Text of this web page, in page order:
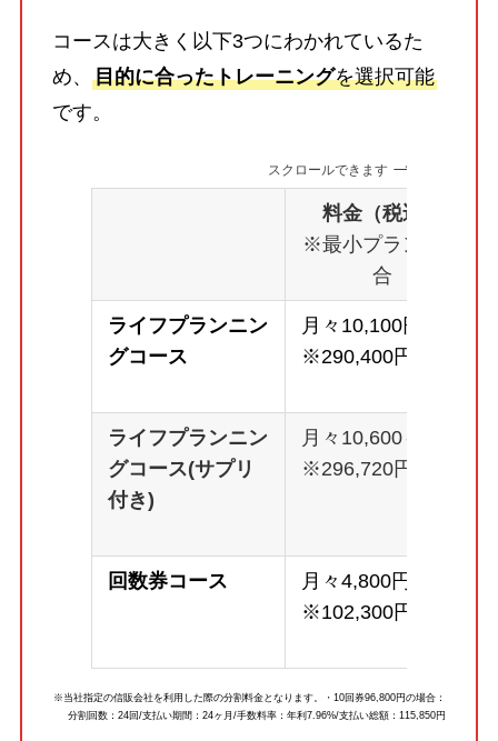
コースは大きく以下3つにわかれているた
め、 目的に合ったトレーニングを選択可能
です。
スクロールできます
料金（税込）
※最小プランの場
合
ライフプランニン
グコース
月々10,100円～
※290,400円
ライフプランニン
グコース(サプリ
付き)
月々10,600～
※296,720円
回数券コース
月々4,800円～
※102,300円
※当社指定の信販会社を利用した際の分割料金となります。・10回券96,800円の場合：
分割回数：24回/支払い期間：24ヶ月/手数料率：年利7.96%/支払い総額：115,850円